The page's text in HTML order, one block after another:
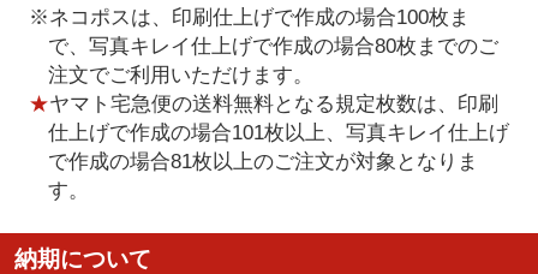
※ネコポスは、印刷仕上げで作成の場合100枚ま
で、写真キレイ仕上げで作成の場合80枚までのご
注文でご利用いただけます。
★ヤマト宅急便の送料無料となる規定枚数は、印刷
仕上げで作成の場合101枚以上、写真キレイ仕上げ
で作成の場合81枚以上のご注文が対象となりま
す。
納期について